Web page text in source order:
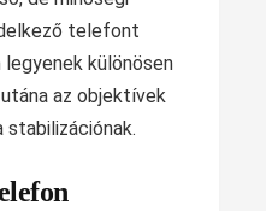
telefont
különösen
az objektívek